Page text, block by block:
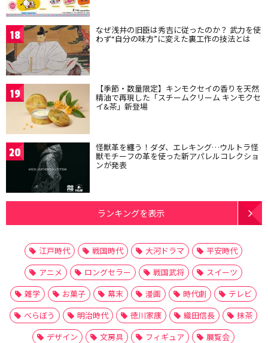
18 なぜ浅井の旧臣は秀吉に従ったのか？ 武力を使
わず“自分の味方”に変えた裏工作の技法とは
19 【季節・数量限定】キンモクセイの香りを天然
精油で再現した「スチームクリーム キンモクセ
イ&茶」新登場
20 怪獣革を纏う！ダダ、エレキング…ウルトラ怪
獣モチーフの革を使った新アパレルコレクショ
ンが発表
ランキングを表示
江戸時代 戦国時代 大河ドラマ
平安時代
アニメ
ロングセラー 戦国武将
スイーツ
雑学
お菓子 幕末 漫画 時代劇
テレビ
べらぼう
明治時代 徳川家康 織田信長
抹茶
デザイン
文房具 フィギュア
展覧会